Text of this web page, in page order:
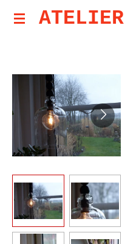
Ga
de
hoofdinhoud
ATELIER